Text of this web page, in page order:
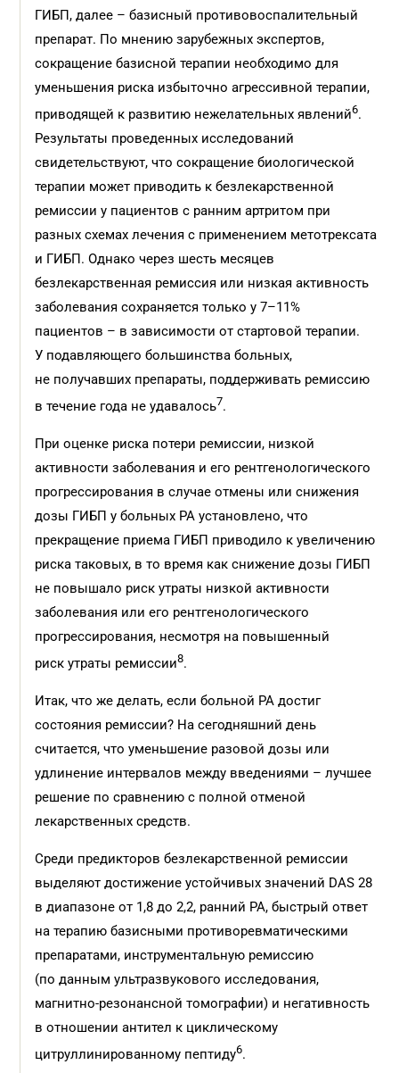
ГИБП, далее – базисный противовоспалительный
препарат. По мнению зарубежных экспертов,
сокращение базисной терапии необходимо для
уменьшения риска избыточно агрессивной терапии,
приводящей к развитию нежелательных явлений6.
Результаты проведенных исследований
свидетельствуют, что сокращение биологической
терапии может приводить к безлекарственной
ремиссии у пациентов с ранним артритом при
разных схемах лечения с применением метотрексата
и ГИБП. Однако через шесть месяцев
безлекарственная ремиссия или низкая активность
заболевания сохраняется только у 7–11%
пациентов – в зависимости от стартовой терапии.
У подавляющего большинства больных,
не получавших препараты, поддерживать ремиссию
в течение года не удавалось7.
При оценке риска потери ремиссии, низкой
активности заболевания и его рентгенологического
прогрессирования в случае отмены или снижения
дозы ГИБП у больных РА установлено, что
прекращение приема ГИБП приводило к увеличению
риска таковых, в то время как снижение дозы ГИБП
не повышало риск утраты низкой активности
заболевания или его рентгенологического
прогрессирования, несмотря на повышенный
риск утраты ремиссии8.
Итак, что же делать, если больной РА достиг
состояния ремиссии? На сегодняшний день
считается, что уменьшение разовой дозы или
удлинение интервалов между введениями – лучшее
решение по сравнению с полной отменой
лекарственных средств.
Среди предикторов безлекарственной ремиссии
выделяют достижение устойчивых значений DAS 28
в диапазоне от 1,8 до 2,2, ранний РА, быстрый ответ
на терапию базисными противоревматическими
препаратами, инструментальную ремиссию
(по данным ультразвукового исследования,
магнитно-резонансной томографии) и негативность
в отношении антител к циклическому
цитруллинированному пептиду6.